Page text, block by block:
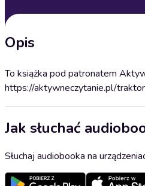
Opis
To książka pod patronatem
https://aktywneczytanie.pl/
Jak słuchać
Słuchaj audiobooka na